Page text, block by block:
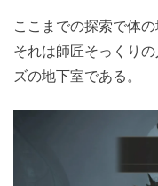
ここまでの探索で体
それは師匠そっくり
ズの地下室である。